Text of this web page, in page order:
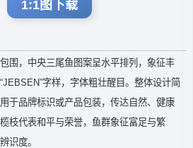
1:1图下载
围，中央三尾鱼图案呈水平排列，象征丰
字样，字体粗壮醒目。整体设计简
于品牌标识或产品包装，传达自然、健康
枝代表和平与荣誉，鱼群象征富足与繁
识度。